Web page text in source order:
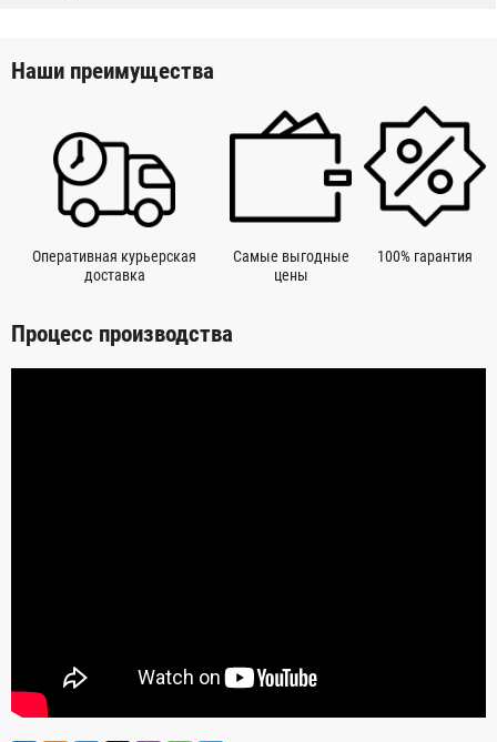
Наши преимущества
Оперативная курьерская
доставка
Самые выгодные
цены
100% гарантия
Процесс производства